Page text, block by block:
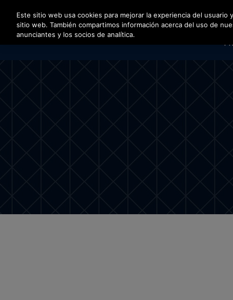
Pulse Intro para saltar al contenido principal
Este sitio web usa cookies para mejorar la experiencia del
sitio web. También compartimos información acerca del uso de
anunciantes y los socios de analítica.